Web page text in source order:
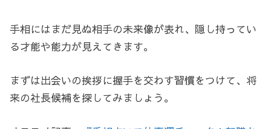
手相にはまだ見ぬ相手の未来像が表れ、隠し持ってい
る才能や能力が見えてきます。
まずは出会いの挨拶に握手を交わす習慣をつけて、将
来の社長候補を探してみましょう。